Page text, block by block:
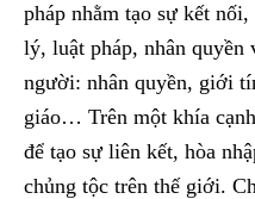
pháp nhằm tạo sự kết
lý, luật pháp, nhân quyền
người: nhân quyền, giới
giáo… Trên một khía
để tạo sự liên kết, hòa
chủng tộc trên thế giới.